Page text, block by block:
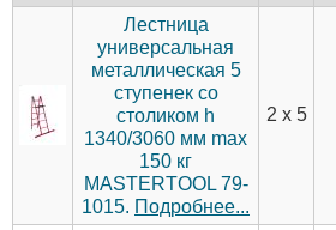
Лестница
универсальная
металлическая 5
ступенек со
столиком h
1340/3060 мм max
150 кг
MASTERTOOL 79-
1015. Подробнее...
2 х 5